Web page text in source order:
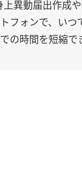
上異動届出作成
フォンで、いつ
の時間を短縮で